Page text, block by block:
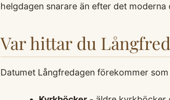
helgdagen snarare än efter det moderna
Var hittar du
Datumet Långfredagen förekommer